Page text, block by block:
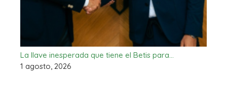
La llave inesperada que tiene el Betis para…
1 agosto, 2026